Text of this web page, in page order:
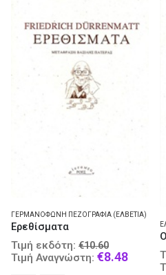
ΓΕΡΜΑΝΌΦΩΝΗ ΠΕΖΟΓΡΑΦΊΑ (ΕΛΒΕΤΊΑ)
Ερεθίσματα
Τιμή εκδότη: €10.60
price
Τιμή Αναγνώστη: €8.48